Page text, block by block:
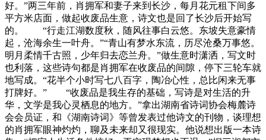
好。”两三年前，肖拥军和妻子来到长沙，每月花元租下间多
平方米店面，做起收废品生意，诗文也是回了长沙后开始写
的。 “行走江湖数度秋，随风往事白云悠。东坡失意豪情
起，沧海余生一叶舟。”“青山有梦水东流，历尽沧桑万事悠。
明月柔情千古照，少年归去恋兰舟。”做生意时潇洒，写文时
也利落，这些诗句都是肖拥军在收废品的间隙，停下三轮车就
地写成。“花半个小时写七八百字，陶冶心性，总比闲来无事
打牌好。” “收废品是我生存的基础，写诗是对生活的升
华，文学是我心灵栖息的地方。”拿出湖南省诗词协会梅麓诗
会会员证，和《湖南诗词》等曾发表过他诗文的刊物，谈理想
的肖拥军眼神灼灼，聊及未来却又很现实。他说想出版一本诗